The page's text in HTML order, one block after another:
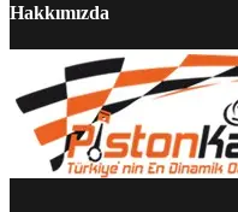
Hakkımızda